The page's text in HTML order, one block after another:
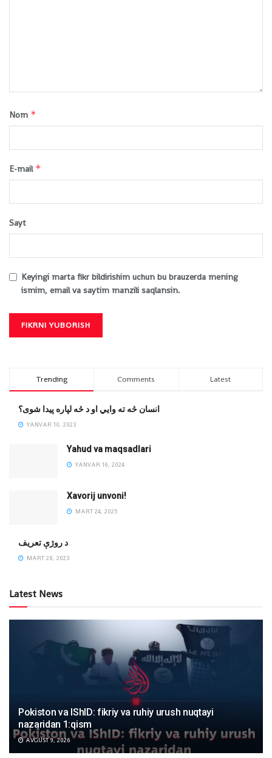
Nom *
E-mail *
Sayt
Keyingi marta fikr bildirishim uchun bu brauzerda mening
ismim, email va saytim manzili saqlansin.
Trending Comments Latest
انسان څه ته وایي او د څه لپاره پیدا شوی؟
YANVAR 10, 2023
Yahud va maqsadlari
YANVAR 16, 2024
Xavorij unvoni!
MART 24, 2025
‌د روژې تعریف
MART 28, 2023
Latest News
Pokiston va IShID: fikriy va ruhiy urush nuqtayi
nazaridan 1:qism
AVGUST 9, 2026